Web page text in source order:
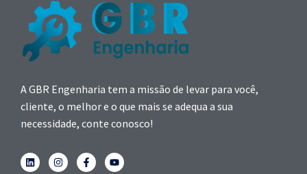
A GBR Engenharia tem a missão de levar para você,
cliente, o melhor e o que mais se adequa a sua
necessidade, conte conosco!